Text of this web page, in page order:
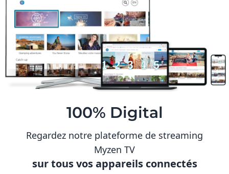
100% Digital
Regardez notre plateforme de streaming
Myzen TV
sur tous vos appareils connectés